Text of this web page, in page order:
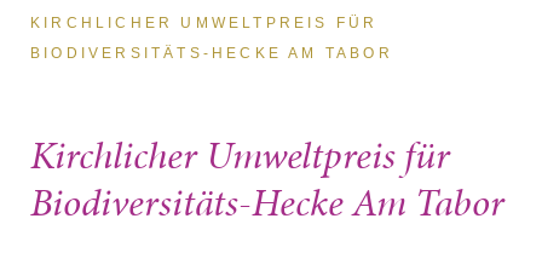
KIRCHLICHER UMWELTPREIS FÜR
BIODIVERSITÄTS-HECKE AM TABOR
Kirchlicher Umweltpreis für
Biodiversitäts-Hecke Am Tabor